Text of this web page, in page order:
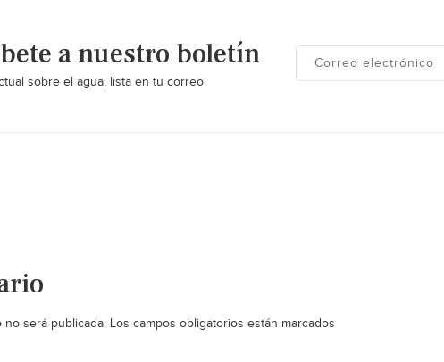
a nuestro boletín
sobre el agua, lista en tu correo.
será publicada. Los campos obligatorios están marcados